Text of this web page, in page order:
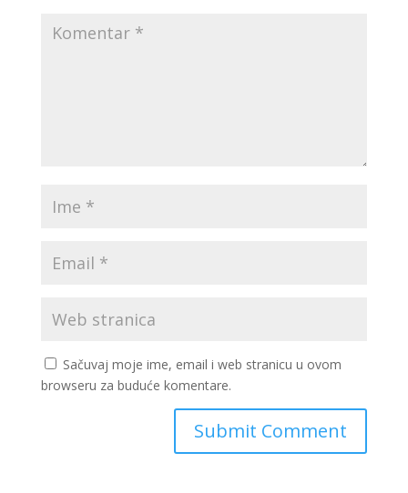
Sačuvaj moje ime, email i web stranicu u ovom
browseru za buduće komentare.